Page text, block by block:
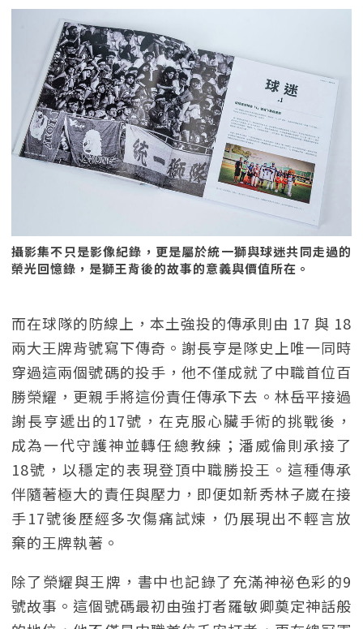
攝影集不只是影像紀錄，更是屬於統一獅與球迷共同走過的
榮光回憶錄，是獅王背後的故事的意義與價值所在。
而在球隊的防線上，本土強投的傳承則由 17 與 18
兩大王牌背號寫下傳奇。謝長亨是隊史上唯一同時
穿過這兩個號碼的投手，他不僅成就了中職首位百
勝榮耀，更親手將這份責任傳承下去。林岳平接過
謝長亨遞出的17號，在克服心臟手術的挑戰後，
成為一代守護神並轉任總教練；潘威倫則承接了
18號，以穩定的表現登頂中職勝投王。這種傳承
伴隨著極大的責任與壓力，即便如新秀林子崴在接
手17號後歷經多次傷痛試煉，仍展現出不輕言放
棄的王牌執著。
除了榮耀與王牌，書中也記錄了充滿神祕色彩的9
號故事。這個號碼最初由強打者羅敏卿奠定神話般